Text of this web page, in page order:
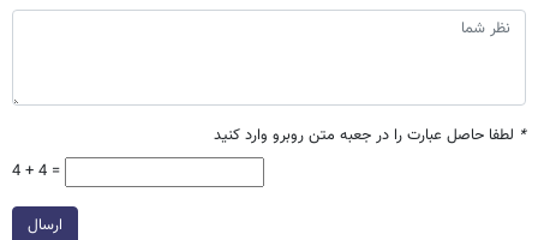
* لطفا حاصل عبارت را در جعبه متن روبرو وارد کنید
4 + 4 =
ارسال